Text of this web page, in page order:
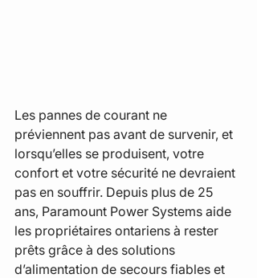
Les pannes de courant ne
préviennent pas avant de survenir, et
lorsqu’elles se produisent, votre
confort et votre sécurité ne devraient
pas en souffrir. Depuis plus de 25
ans, Paramount Power Systems aide
les propriétaires ontariens à rester
prêts grâce à des solutions
d’alimentation de secours fiables et